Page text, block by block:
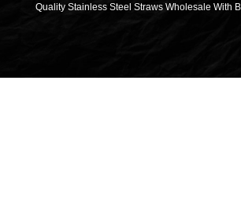
Quality Stainless Steel Straws Wholesale With